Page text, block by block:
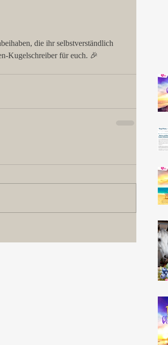
die ihr selbstverständlich
Kugelschreiber für euch. 🎉